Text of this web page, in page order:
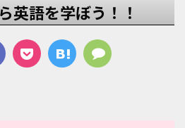
英語を学ぼう！！